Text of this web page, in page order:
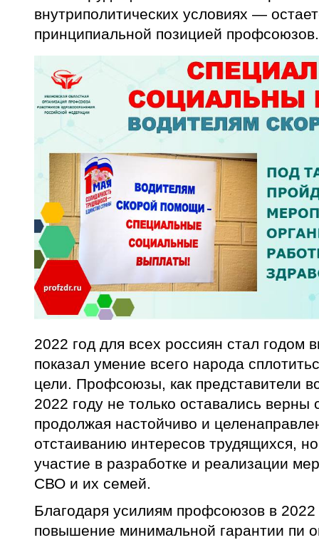
внутриполитических условиях —
принципиальной позицией профсоюзов.
2022 год для всех россиян стал годом
показал умение всего народа
цели. Профсоюзы, как представители
2022 году не только оставались верны
продолжая настойчиво и
отстаиванию интересов трудящихся,
участие в разработке и реализации
СВО и их семей.
Благодаря усилиям профсоюзов в 2022
повышение минимальной гарантии пи